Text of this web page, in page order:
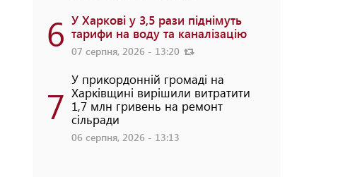
6 У Харкові у 3,5 рази піднімуть
тарифи на воду та каналізацію
07 серпня, 2026 - 13:20
7
У прикордонній громаді на
Харківщині вирішили витратити
1,7 млн гривень на ремонт
сільради
06 серпня, 2026 - 13:13